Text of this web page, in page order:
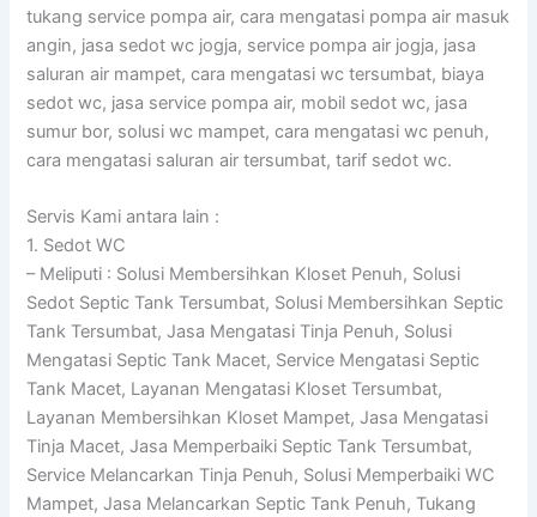
tukang service pompa air, cara mengatasi pompa air masuk
angin, jasa sedot wc jogja, service pompa air jogja, jasa
saluran air mampet, cara mengatasi wc tersumbat, biaya
sedot wc, jasa service pompa air, mobil sedot wc, jasa
sumur bor, solusi wc mampet, cara mengatasi wc penuh,
cara mengatasi saluran air tersumbat, tarif sedot wc.
Servis Kami antara lain :
1. Sedot WC
– Meliputi : Solusi Membersihkan Kloset Penuh, Solusi
Sedot Septic Tank Tersumbat, Solusi Membersihkan Septic
Tank Tersumbat, Jasa Mengatasi Tinja Penuh, Solusi
Mengatasi Septic Tank Macet, Service Mengatasi Septic
Tank Macet, Layanan Mengatasi Kloset Tersumbat,
Layanan Membersihkan Kloset Mampet, Jasa Mengatasi
Tinja Macet, Jasa Memperbaiki Septic Tank Tersumbat,
Service Melancarkan Tinja Penuh, Solusi Memperbaiki WC
Mampet, Jasa Melancarkan Septic Tank Penuh, Tukang